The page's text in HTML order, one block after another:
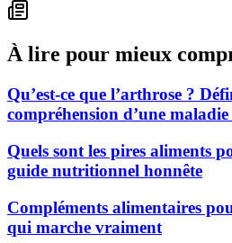
À lire pour mieux
Qu’est-ce que l’arthrose ?
compréhension d’une
Quels sont les pires aliments
guide nutritionnel honnête
Compléments alimentaires
qui marche vraiment